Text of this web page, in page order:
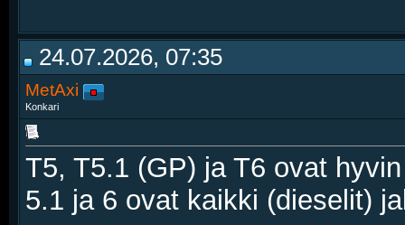
24.07.2026, 07:35
MetAxi
Konkari
T5, T5.1 (GP) ja T6 ovat
5.1 ja 6 ovat kaikki (dieselit)